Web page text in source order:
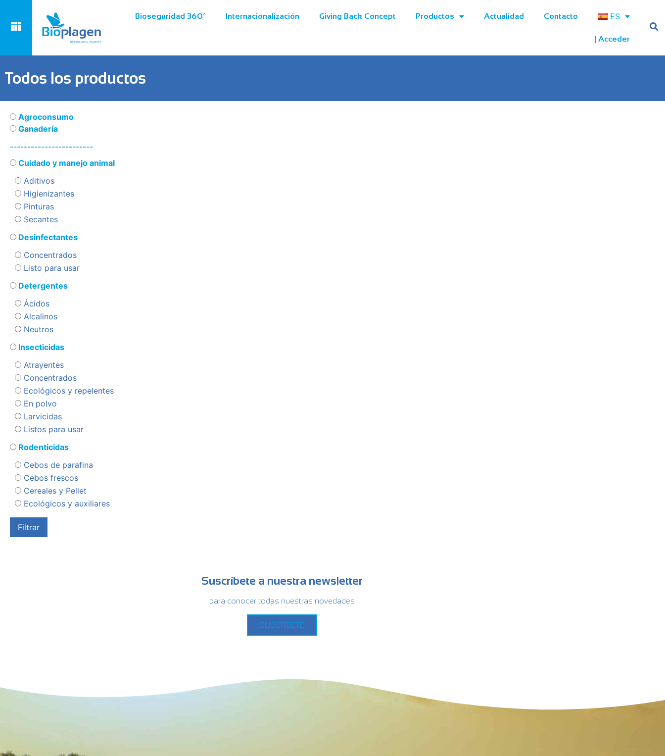
Bioseguridad 360º Internacionalización Giving Back Concept Productos Actualidad Contacto ES
| Acceder
Todos los productos
Agroconsumo
Ganadería
------------------------
Cuidado y manejo animal
Aditivos
Higienizantes
Pinturas
Secantes
Desinfectantes
Concentrados
Listo para usar
Detergentes
Ácidos
Alcalinos
Neutros
Insecticidas
Atrayentes
Concentrados
Ecológicos y repelentes
En polvo
Larvicidas
Listos para usar
Rodenticidas
Cebos de parafina
Cebos frescos
Cereales y Pellet
Ecológicos y auxiliares
Suscríbete a nuestra newsletter
para conocer todas nuestras novedades
SUSCRÍBETE